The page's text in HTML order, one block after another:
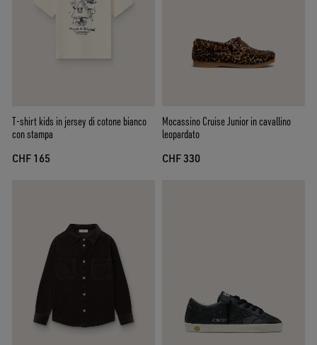
T-shirt kids in jersey di cotone bianco
con stampa
CHF 165
Mocassino Cruise Junior in cavallino
leopardato
CHF 330